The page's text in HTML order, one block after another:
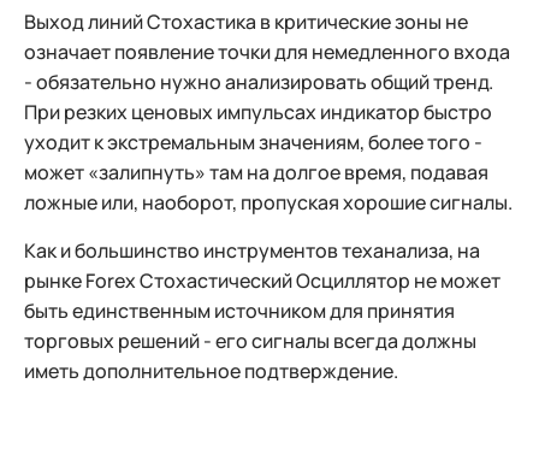
Выход линий Стохастика в критические зоны не
означает появление точки для немедленного входа
- обязательно нужно анализировать общий тренд.
При резких ценовых импульсах индикатор быстро
уходит к экстремальным значениям, более того -
может «залипнуть» там на долгое время, подавая
ложные или, наоборот, пропуская хорошие сигналы.
Как и большинство инструментов теханализа, на
рынке Forex Cтохастический Осциллятор не может
быть единственным источником для принятия
торговых решений - его сигналы всегда должны
иметь дополнительное подтверждение.